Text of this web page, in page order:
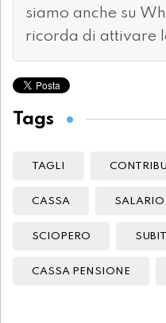
siamo anche su
ricorda di attivare
Tags
TAGLI
CASSA SALARIO
SCIOPERO
CASSA PENSIONE